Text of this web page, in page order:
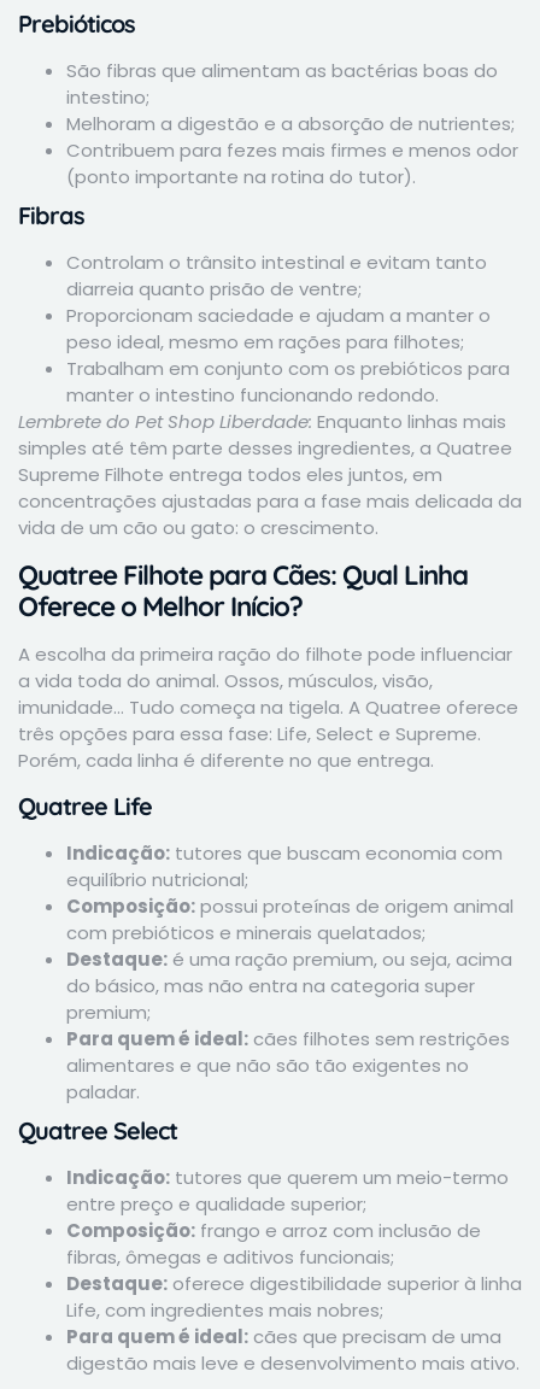
Prebióticos
São fibras que alimentam as bactérias boas do
intestino;
Melhoram a digestão e a absorção de nutrientes;
Contribuem para fezes mais firmes e menos odor
(ponto importante na rotina do tutor).
Fibras
Controlam o trânsito intestinal e evitam tanto
diarreia quanto prisão de ventre;
Proporcionam saciedade e ajudam a manter o
peso ideal, mesmo em rações para filhotes;
Trabalham em conjunto com os prebióticos para
manter o intestino funcionando redondo.
Lembrete do Pet Shop Liberdade: Enquanto linhas mais
simples até têm parte desses ingredientes, a Quatree
Supreme Filhote entrega todos eles juntos, em
concentrações ajustadas para a fase mais delicada da
vida de um cão ou gato: o crescimento.
Quatree Filhote para Cães: Qual Linha
Oferece o Melhor Início?
A escolha da primeira ração do filhote pode influenciar
a vida toda do animal. Ossos, músculos, visão,
imunidade… Tudo começa na tigela. A Quatree oferece
três opções para essa fase: Life, Select e Supreme.
Porém, cada linha é diferente no que entrega.
Quatree Life
Indicação: tutores que buscam economia com
equilíbrio nutricional;
Composição:possui proteínas de origem animal
com prebióticos e minerais quelatados;
Destaque: é uma ração premium, ou seja, acima
do básico, mas não entra na categoria super
premium;
Para quem é ideal: cães filhotes sem restrições
alimentares e que não são tão exigentes no
paladar.
Quatree Select
Indicação: tutores que querem um meio-termo
entre preço e qualidade superior;
Composição: frango e arroz com inclusão de
fibras, ômegas e aditivos funcionais;
Destaque: oferece digestibilidade superior à linha
Life, com ingredientes mais nobres;
Para quem é ideal: cães que precisam de uma
digestão mais leve e desenvolvimento mais ativo.